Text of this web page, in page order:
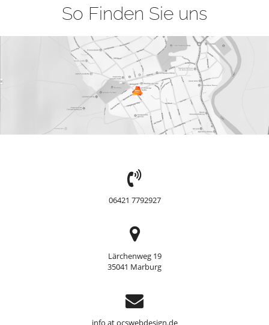
So Finden Sie uns
TEL:
06421 7792927
Adresse
Lärchenweg 19
35041 Marburg
Support
info at ocswebdesign.de